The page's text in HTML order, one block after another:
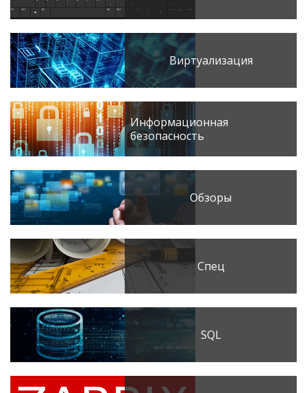
Виртуализация
Информационная
безопасность
Обзоры
Спец
SQL